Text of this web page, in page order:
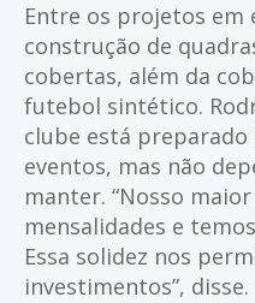
Entre os projetos em
construção de
cobertas, além da
futebol sintético.
clube está
eventos, mas não
manter. “Nosso
mensalidades e
Essa solidez nos
investimentos”, disse.